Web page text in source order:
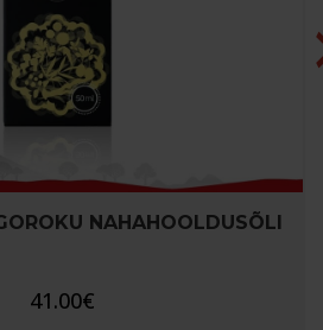
NAHAHOOLDUSÕLI
41.00€